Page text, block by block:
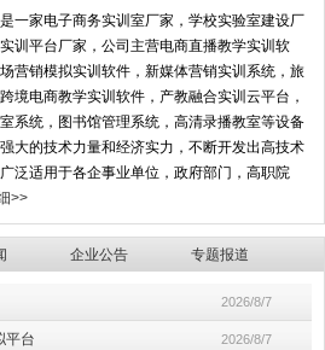
家电子商务实训室厂家，学校实验室建设厂
训平台厂家，公司主营电商直播教学实训软
营销模拟实训软件，新媒体营销实训系统，旅
境电商教学实训软件，产教融合实训云平台，
系统，图书馆管理系统，高清录播教室等设备
大的技术力量和经济实力，不断开发出高技术
泛适用于各企事业单位，政府部门，高职院
>>
企业公告 专题报道
2026/8/7
平台 2026/8/7